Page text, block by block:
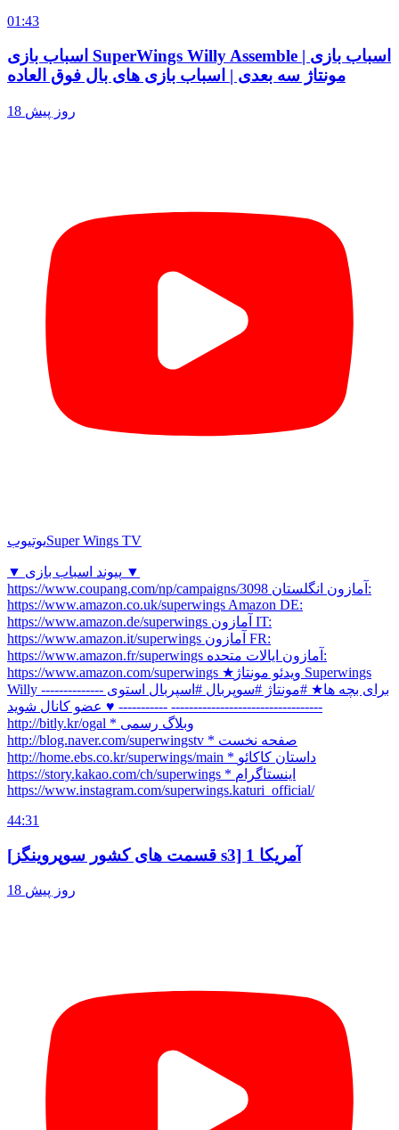
01:43
اسباب بازی SuperWings Willy Assemble | اسباب بازی
مونتاژ سه بعدی | اسباب بازی های بال فوق العاده
18 روز پیش
یوتیوبSuper Wings TV
▼ پیوند اسباب بازی ▼
https://www.coupang.com/np/campaigns/3098 آمازون انگلستان:
https://www.amazon.co.uk/superwings Amazon DE:
https://www.amazon.de/superwings آمازون IT:
https://www.amazon.it/superwings آمازون FR:
https://www.amazon.fr/superwings آمازون ایالات متحده:
https://www.amazon.com/superwings ★ویدئو مونتاژ Superwings
Willy برای بچه ها★ #مونتاژ #سوپربال #اسپربال استوی --------------
---------------------------------- ----------- ♥ عضو کانال شوید
http://bitly.kr/ogal * وبلاگ رسمی
http://blog.naver.com/superwingstv * صفحه نخست
http://home.ebs.co.kr/superwings/main * داستان کاکائو
https://story.kakao.com/ch/superwings * اینستاگرام
https://www.instagram.com/superwings.katuri_official/
44:31
[قسمت های کشور سوپروینگز s3] آمریکا 1
18 روز پیش